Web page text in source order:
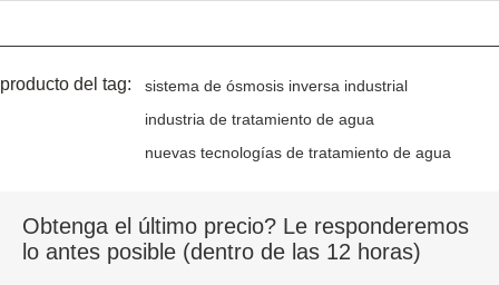
producto del tag:
sistema de ósmosis inversa industrial
industria de tratamiento de agua
nuevas tecnologías de tratamiento de agua
Obtenga el último precio? Le responderemos
lo antes posible (dentro de las 12 horas)